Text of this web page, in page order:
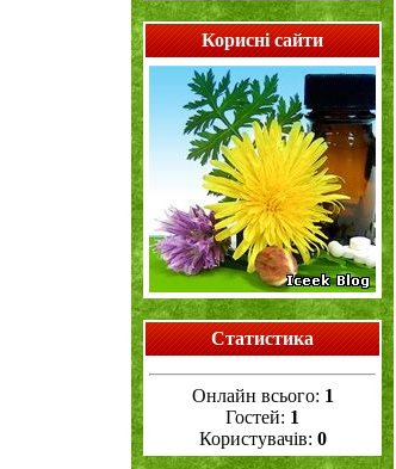
Корисні сайти
Статистика
Онлайн всього: 1
Гостей: 1
Користувачів: 0